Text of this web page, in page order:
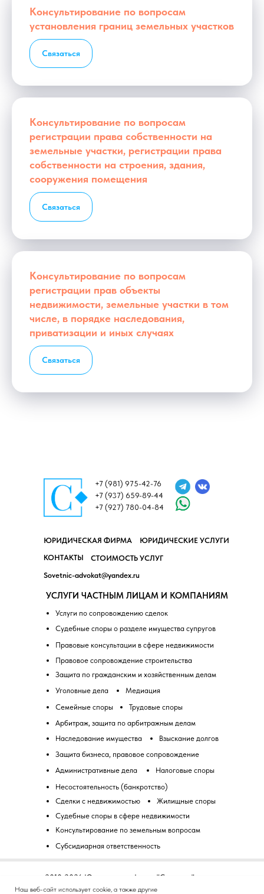
Консультирование по вопросам
установления границ земельных участков
Связаться
Консультирование по вопросам
регистрации права собственности на
земельные участки, регистрации права
собственности на строения, здания,
сооружения помещения
Связаться
Консультирование по вопросам
регистрации прав объекты
недвижимости, земельные участки в том
числе, в порядке наследования,
приватизации и иных случаях
Связаться
2010-2026 Юридическая фирма "Советник".
Все права защищены.
УСЛУГИ ЧАСТНЫМ ЛИЦАМ И КОМПАНИЯМ
+7 (981) 975-42-76
+7 (937) 659-89-44
+7 (927) 780-04-84
ЮРИДИЧЕСКАЯ ФИРМА
ЮРИДИЧЕСКИЕ УСЛУГИ
КОНТАКТЫ
СТОИМОСТЬ УСЛУГ
Sovetnic-advokat@yandex.ru
Услуги по сопровождению сделок
Судебные споры о разделе имущества супругов
Правовые консультации в сфере недвижимости
Правовое сопровождение строительства
Субсидиарная ответственность
Консультирование по земельным вопросам
Судебные споры в сфере недвижимости
Сделки с недвижимостью
Налоговые споры
Несостоятельность (банкротство)
Административные дела
Взыскание долгов
Защита бизнеса, правовое сопровождение
Наследование имущества
Арбитраж, защита по арбитражным делам
Трудовые споры
Семейные споры
Жилищные споры
Медиация
Защита по гражданским и хозяйственным делам
Уголовные дела
Наш веб-сайт использует cookie, а также другие